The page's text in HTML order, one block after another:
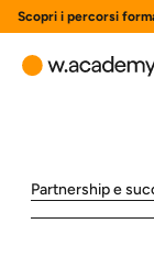
Scopri i percorsi
Partnership e